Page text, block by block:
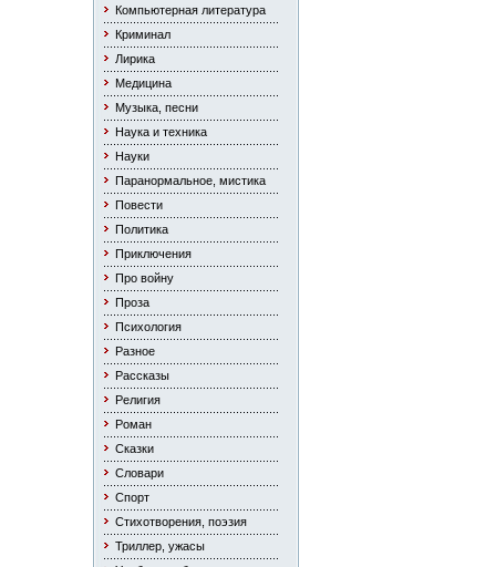
Компьютерная литература
Криминал
Лирика
Медицина
Музыка, песни
Наука и техника
Науки
Паранормальное, мистика
Повести
Политика
Приключения
Про войну
Проза
Психология
Разное
Рассказы
Религия
Роман
Сказки
Словари
Спорт
Стихотворения, поэзия
Триллер, ужасы